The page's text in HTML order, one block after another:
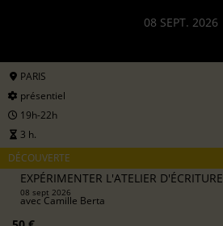
08 SEPT. 2026
PARIS
présentiel
19h-22h
3 h.
DÉCOUVERTE
EXPÉRIMENTER L'ATELIER D'ÉCRITURE
08 sept 2026
avecCamille Berta